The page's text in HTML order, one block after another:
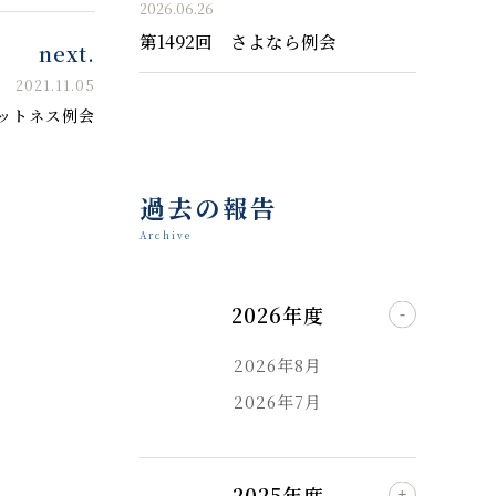
next.
2021.11.05
トネス例会
2026.06.26
第1492回 さよなら例会
過去の報告
Archive
2026年度
2026年8月
2026年7月